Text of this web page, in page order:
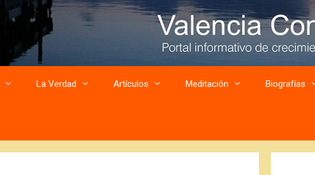
La Verdad Artículos Meditación Biografías